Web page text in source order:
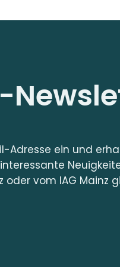
Adresse ein und
oder vom IAG Mainz